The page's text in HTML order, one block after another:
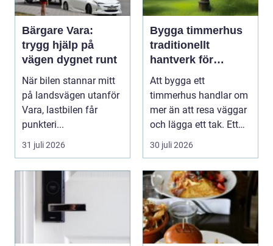
Bärgare Vara:
trygg hjälp på
vägen dygnet runt
När bilen stannar mitt
på landsvägen utanför
Vara, lastbilen får
punkteri...
31 juli 2026
Bygga timmerhus
traditionellt
hantverk för
moderna behov
Att bygga ett
timmerhus handlar om
mer än att resa väggar
och lägga ett tak. Ett
timmerhus är ett lå...
30 juli 2026